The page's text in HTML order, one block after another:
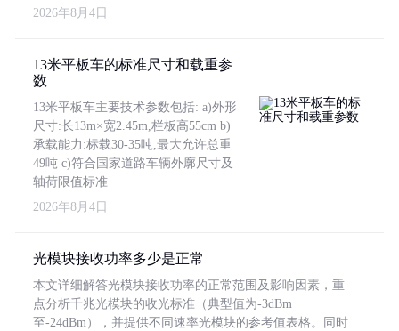
2026年8月4日
13米平板车的标准尺寸和载重参
数
13米平板车主要技术参数包括: a)外形
尺寸:长13m×宽2.45m,栏板高55cm b)
承载能力:标载30-35吨,最大允许总重
49吨 c)符合国家道路车辆外廓尺寸及
轴荷限值标准
2026年8月4日
光模块接收功率多少是正常
本文详细解答光模块接收功率的正常范围及影响因素，重
点分析千兆光模块的收光标准（典型值为-3dBm
至-24dBm），并提供不同速率光模块的参考值表格。同时